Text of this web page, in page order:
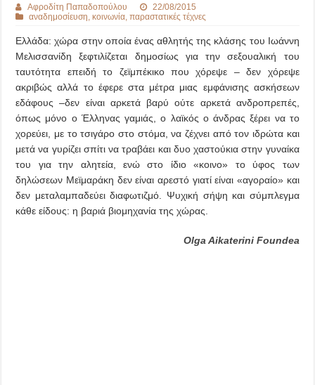
Αφροδίτη Παπαδοπούλου
22/08/2015
αναδημοσίευση ,κοινωνία ,παραστατικές τέχνες
Ελλάδα: χώρα στην οποία ένας αθλητής της κλάσης του Ιωάννη
Μελισσανίδη ξεφτιλίζεται δημοσίως για την σεξουαλική του
ταυτότητα επειδή το ζεϊμπέκικο που χόρεψε – δεν χόρεψε
ακριβώς αλλά το έφερε στα μέτρα μιας εμφάνισης ασκήσεων
εδάφους –δεν είναι αρκετά βαρύ ούτε αρκετά ανδροπρεπές,
όπως μόνο ο Έλληνας γαμιάς, ο λαϊκός ο άνδρας ξέρει να το
χορεύει, με το τσιγάρο στο στόμα, να ζέχνει από τον ιδρώτα και
μετά να γυρίζει σπίτι να τραβάει και δυο χαστούκια στην γυναίκα
του για την αλητεία, ενώ στο ίδιο «κοινο» το ύφος των
δηλώσεων Μεϊμαράκη δεν είναι αρεστό γιατί είναι «αγοραίο» και
δεν μεταλαμπαδεύει διαφωτιζμό. Ψυχική σήψη και σύμπλεγμα
κάθε είδους: η βαριά βιομηχανία της χώρας.
Olga Aikaterini Foundea